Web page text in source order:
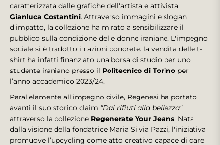
caratterizzata dalle grafiche dell'artista e attivista
Gianluca Costantini. Attraverso immagini e slogan
d'impatto, la collezione ha mirato a sensibilizzare il
pubblico sulla condizione delle donne iraniane. L'impegno
sociale si è tradotto in azioni concrete: la vendita delle t-
shirt ha infatti finanziato una borsa di studio per uno
studente iraniano presso il Politecnico di Torino per
l’anno accademico 2023/24.
Parallelamente all'impegno civile, Regenesi ha portato
avanti il suo storico claim "Dai rifiuti alla bellezza"
attraverso la collezione Regenerate Your Jeans. Nata
dalla visione della fondatrice Maria Silvia Pazzi, l'iniziativa
promuove l’upcycling come atto creativo capace di dare